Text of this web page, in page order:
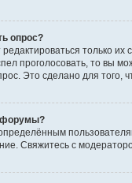
опрос?
только
проголосовать, то вы
Это сделано для
форумы?
Свяжитесь с